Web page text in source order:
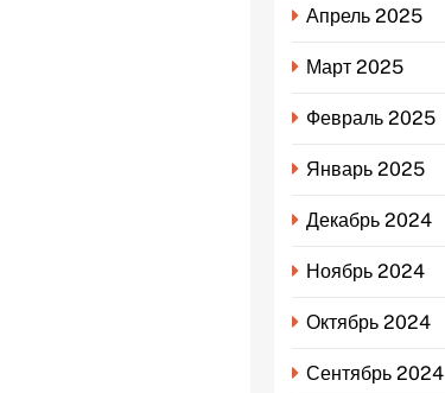
Апрель 2025
Март 2025
Февраль 2025
Январь 2025
Декабрь 2024
Ноябрь 2024
Октябрь 2024
Сентябрь 2024